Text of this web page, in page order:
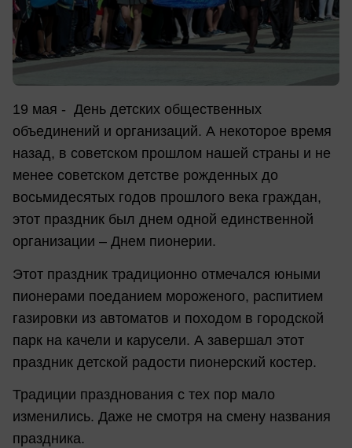
19 мая - День детских общественных
объединений и организаций. А некоторое время
назад, в советском прошлом нашей страны и не
менее советском детстве рожденных до
восьмидесятых годов прошлого века граждан,
этот праздник был днем одной единственной
организации – Днем пионерии.
Этот праздник традиционно отмечался юными
пионерами поеданием мороженого, распитием
газировки из автоматов и походом в городской
парк на качели и карусели. А завершал этот
праздник детской радости пионерский костер.
Традиции празднования с тех пор мало
изменились. Даже не смотря на смену названия
праздника.